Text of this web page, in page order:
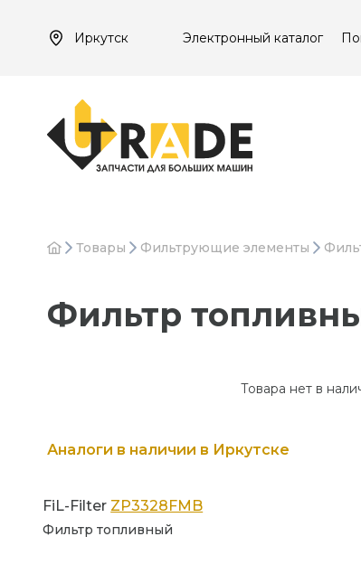
Иркутск Электронный каталог
Товары Фильтрующие элементы
Фильтр
Товара нет в
Аналоги в наличии в Иркутске
FiL-Filter ZP3328FMB
Фильтр топливный